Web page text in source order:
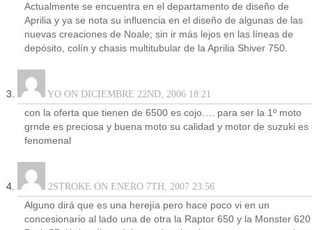
Actualmente se encuentra en el departamento de diseño de
Aprilia y ya se nota su influencia en el diseño de algunas de las
nuevas creaciones de Noale; sin ir más lejos en las líneas de
depósito, colín y chasis multitubular de la Aprilia Shiver 750.
YO ON DICIEMBRE 22ND, 2006 18:21
con la oferta que tienen de 6500 es cojo…. para ser la 1º moto
grnde es preciosa y buena moto su calidad y motor de suzuki es
fenomenal
2STROKE ON ENERO 7TH, 2007 23:56
Alguno dirá que es una herejía pero hace poco vi en un
concesionario al lado una de otra la Raptor 650 y la Monster 620